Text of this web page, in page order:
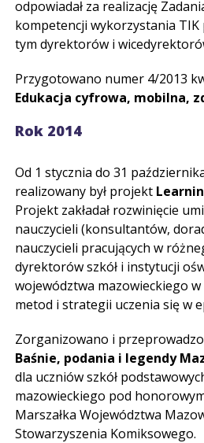
odpowiadał za realizację
kompetencji wykorzystania TIK
tym dyrektorów i
Przygotowano numer 4/2013
Edukacja cyfrowa, mobilna,
Rok 2014
Od 1 stycznia do 31
realizowany był projekt
Projekt zakładał rozwinięcie
nauczycieli (konsultantów,
nauczycieli pracujących w
dyrektorów szkół i instytucji
województwa mazowieckiego
metod i strategii uczenia się w
Zorganizowano i
Baśnie, podania i legendy
dla uczniów szkół
mazowieckiego pod
Marszałka Województwa
Stowarzyszenia Komiksowego.